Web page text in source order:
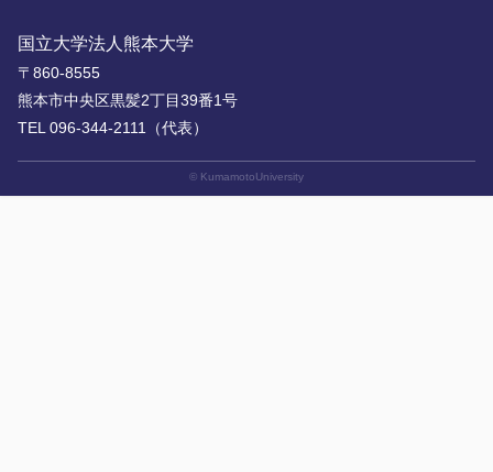
国立大学法人熊本大学
〒860-8555
熊本市中央区黒髪2丁目39番1号
TEL 096-344-2111（代表）
© KumamotoUniversity